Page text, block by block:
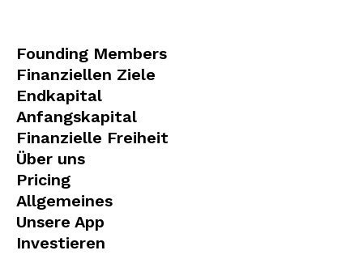
Founding Members
Finanziellen Ziele
Endkapital
Anfangskapital
Finanzielle Freiheit
Über uns
Pricing
Allgemeines
Unsere App
Investieren